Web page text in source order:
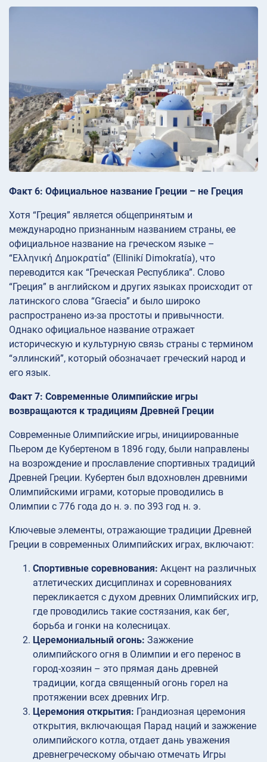
Факт 6: Официальное название Греции – не Греция
Хотя “Греция” является общепринятым и
международно признанным названием страны, ее
официальное название на греческом языке –
“Ελληνική Δημοκρατία” (Ellinikí Dimokratía), что
переводится как “Греческая Республика”. Слово
“Греция” в английском и других языках происходит от
латинского слова “Graecia” и было широко
распространено из-за простоты и привычности.
Однако официальное название отражает
историческую и культурную связь страны с термином
“эллинский”, который обозначает греческий народ и
его язык.
Факт 7: Современные Олимпийские игры
возвращаются к традициям Древней Греции
Современные Олимпийские игры, инициированные
Пьером де Кубертеном в 1896 году, были направлены
на возрождение и прославление спортивных традиций
Древней Греции. Кубертен был вдохновлен древними
Олимпийскими играми, которые проводились в
Олимпии с 776 года до н. э. по 393 год н. э.
Ключевые элементы, отражающие традиции Древней
Греции в современных Олимпийских играх, включают:
Спортивные соревнования: Акцент на различных
атлетических дисциплинах и соревнованиях
перекликается с духом древних Олимпийских игр,
где проводились такие состязания, как бег,
борьба и гонки на колесницах.
Церемониальный огонь: Зажжение
олимпийского огня в Олимпии и его перенос в
город-хозяин – это прямая дань древней
традиции, когда священный огонь горел на
протяжении всех древних Игр.
Церемония открытия: Грандиозная церемония
открытия, включающая Парад наций и зажжение
олимпийского котла, отдает дань уважения
древнегреческому обычаю отмечать Игры